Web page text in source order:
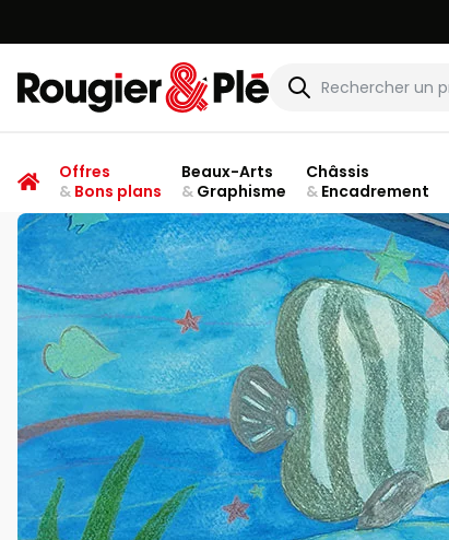
Rougier & Plé
Offres
&Bons plans
Beaux-Arts
&Graphisme
Châssis
&Encadrement